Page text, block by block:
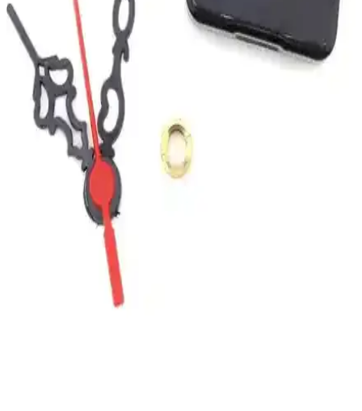
Apricity Renkli Daire Beton Duvar Saati Modern ve
Dayanıklı Tasarım Özellikleriyle
Apricity'nin el işçiliğiyle hazırlanan beton duvar saati, renkli ve
modern tasarımıyla odalara şıklık ve hareket getirir, uzun ömürlü
kullanım sağlar.
Dekoratif Cam Duvar Saati Yapay Güllerle Şıklık ve
Fonksiyon Bir Arada
27cm çapında, yapay güllerle süslenmiş dekoratif cam duvar saati,
yüksek kaliteli malzeme ve sessiz mekanizmasıyla iç mekanlara
estetik ve fonksiyonellik sunar.
MetaQuartz ve Dafhi Dekoratif Ahşap Duvar
Saatleri Karşılaştırması ve Seçim Rehberi
İki farklı duvar saati ürününün tasarım, malzeme, performans ve
kullanıcı yorumlarıyla detaylı karşılaştırması, ev dekorasyonuna